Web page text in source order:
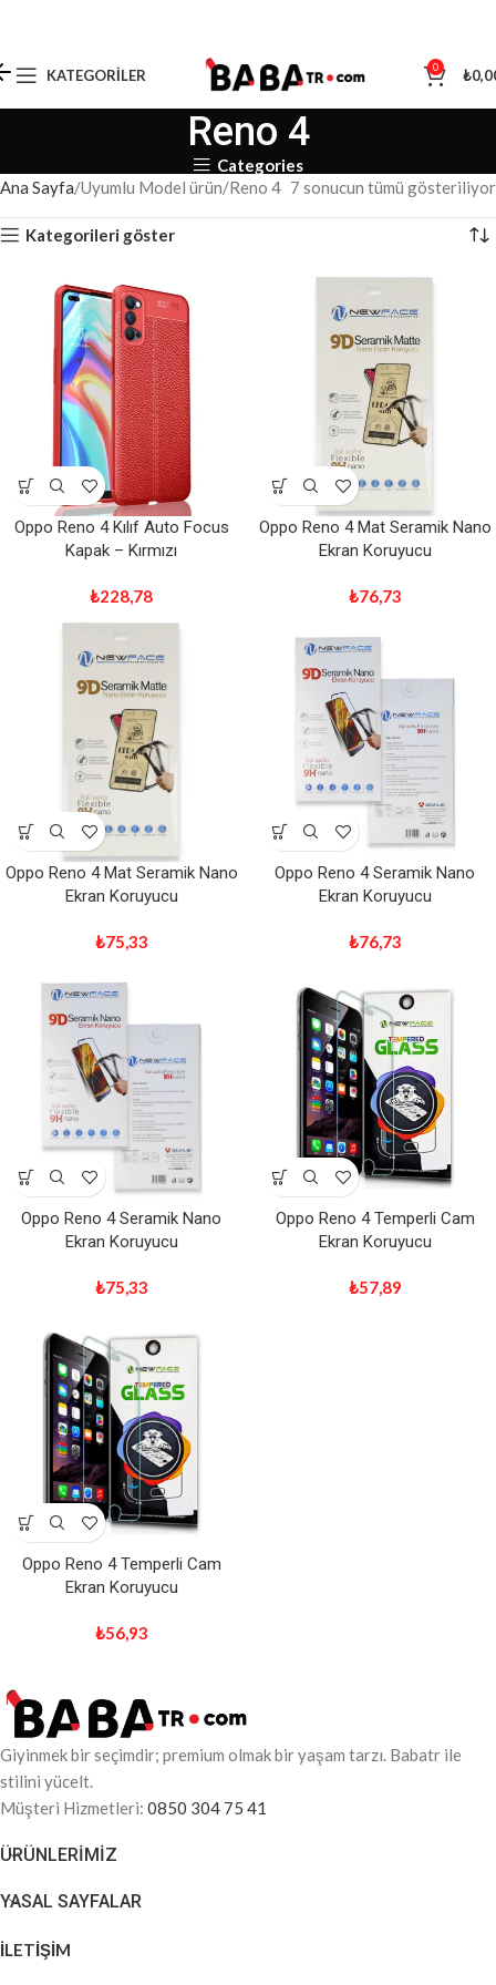
KATEGORILER 0 ₺
Reno 4
Categories
Ana Sayfa Uyumlu Model ürün Reno 4 7 sonucun tümü gösteriliyor
Kategorileri göster
Oppo Reno 4 Kılıf Auto Focus
Kapak – Kırmızı
₺228,78
Oppo Reno 4 Mat Seramik Nano
Ekran Koruyucu
₺76,73
Oppo Reno 4 Mat Seramik Nano
Ekran Koruyucu
₺75,33
Oppo Reno 4 Seramik Nano
Ekran Koruyucu
₺76,73
Oppo Reno 4 Seramik Nano
Ekran Koruyucu
₺75,33
Oppo Reno 4 Temperli Cam
Ekran Koruyucu
₺57,89
Oppo Reno 4 Temperli Cam
Ekran Koruyucu
₺56,93
Giyinmek bir seçimdir; premium olmak bir yaşam tarzı. Babatr ile
stilini yücelt.
Müşteri Hizmetleri: 0850 304 75 41
ÜRÜNLERIMIZ
YASAL SAYFALAR
İLETİŞİM